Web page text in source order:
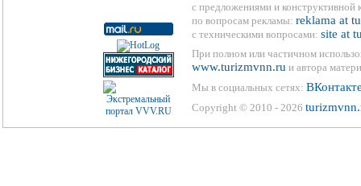
с предложениями и конструктивной
по вопросам рекламы: reklama at
с техническими вопросами: site at
При полном или частичном
www.turizmvnn.ru и автора
Мы в социальных сетях:
Copyright © 2010 - 2026